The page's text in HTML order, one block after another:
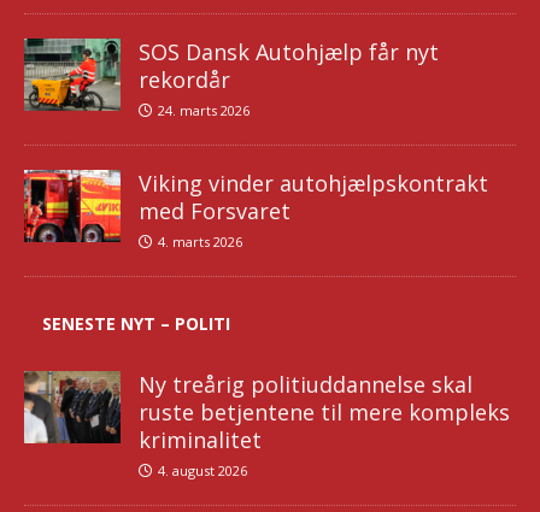
SOS Dansk Autohjælp får nyt
rekordår
24. marts 2026
Viking vinder autohjælpskontrakt
med Forsvaret
4. marts 2026
SENESTE NYT – POLITI
Ny treårig politiuddannelse skal
ruste betjentene til mere kompleks
kriminalitet
4. august 2026